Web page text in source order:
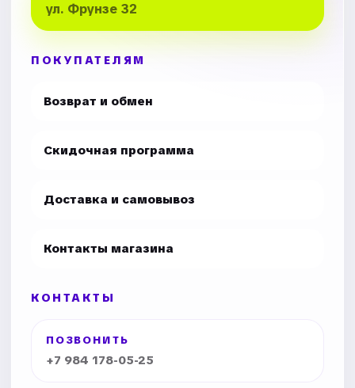
ул. Фрунзе 32
ПОКУПАТЕЛЯМ
Возврат и обмен
Скидочная программа
Доставка и самовывоз
Контакты магазина
КОНТАКТЫ
ПОЗВОНИТЬ
+7 984 178-05-25